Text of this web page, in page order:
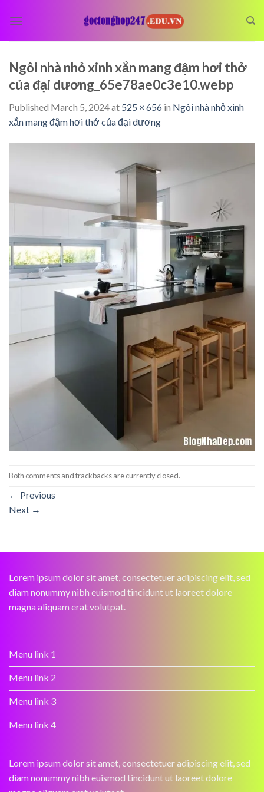
Ngôi nhà nhỏ xinh xắn mang đậm hơi thở
của đại dương_65e78ae0c3e10.webp
Published March 5, 2024at 525 × 656 in Ngôi nhà nhỏ xinh
xắn mang đậm hơi thở của đại dương
Both comments and trackbacks are currently closed.
← Previous
Next →
Lorem ipsum dolor sit amet, consectetuer adipiscing elit, sed
diam nonummy nibh euismod tincidunt ut laoreet dolore
magna aliquam erat volutpat.
Menu link 1
Menu link 2
Menu link 3
Menu link 4
Lorem ipsum dolor sit amet, consectetuer adipiscing elit, sed
diam nonummy nibh euismod tincidunt ut laoreet dolore